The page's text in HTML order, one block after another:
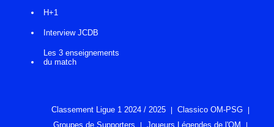
H+1
Interview JCDB
Les 3 enseignements
du match
Classement Ligue 1 2024 / 2025
Classico OM-PSG
Groupes de Supporters
Joueurs Légendes de l'OM